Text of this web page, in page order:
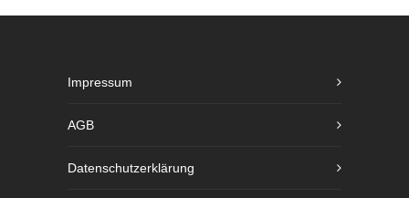
Impressum
AGB
Datenschutzerklärung